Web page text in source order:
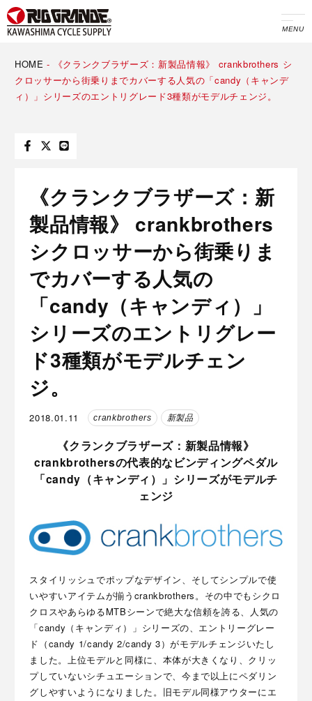
MENU
HOME -
《クランクブラザーズ：新製品情報》 crankbrothers シ
クロッサーから街乗りまでカバーする人気の「candy（キャンデ
ィ）」シリーズのエントリグレード3種類がモデルチェンジ。
《クランクブラザーズ：新
製品情報》 crankbrothers
シクロッサーから街乗りま
でカバーする人気の
「candy（キャンディ）」
シリーズのエントリグレー
ド3種類がモデルチェン
ジ。
2018.01.11 crankbrothers 新製品
《クランクブラザーズ：新製品情報》
crankbrothersの代表的なビンディングペダル
「candy（キャンディ）」シリーズがモデルチ
ェンジ
スタイリッシュでポップなデザイン、そしてシンプルで使
いやすいアイテムが揃うcrankbrothers。その中でもシクロ
クロスやあらゆるMTBシーンで絶大な信頼を誇る、人気の
「candy（キャンディ）」シリーズの、エントリーグレー
ド（candy 1/candy 2/candy 3）がモデルチェンジいたし
ました。上位モデルと同様に、本体が大きくなり、クリッ
プしていないシチュエーションで、今まで以上にペダリン
グしやすいようになりました。旧モデル同様アウターにエ